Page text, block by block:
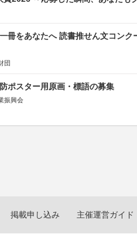
冊をあなたへ 読書推せん文コンク
団
ポスター用原画・標語の募集
振興会
掲載申し込み 主催運営ガイド